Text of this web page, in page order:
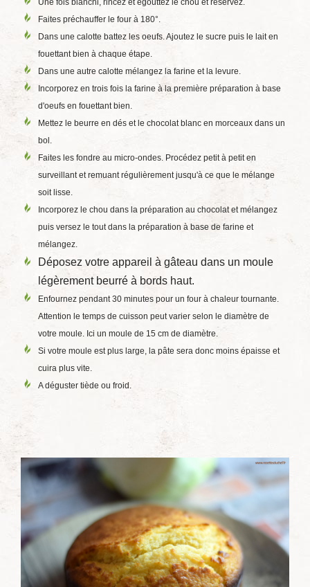
Une fois blanchi, rincez et égouttez le chou et réservez.
Faites préchauffer le four à 180°.
Dans une calotte battez les oeufs. Ajoutez le sucre puis le lait en
fouettant bien à chaque étape.
Dans une autre calotte mélangez la farine et la levure.
Incorporez en trois fois la farine à la première préparation à base
d'oeufs en fouettant bien.
Mettez le beurre en dés et le chocolat blanc en morceaux dans un
bol.
Faites les fondre au micro-ondes. Procédez petit à petit en
surveillant et remuant régulièrement jusqu'à ce que le mélange
soit lisse.
Incorporez le chou dans la préparation au chocolat et mélangez
puis versez le tout dans la préparation à base de farine et
mélangez.
Déposez votre appareil à gâteau dans un moule
légèrement beurré à bords haut.
Enfournez pendant 30 minutes pour un four à chaleur tournante.
Attention le temps de cuisson peut varier selon le diamètre de
votre moule. Ici un moule de 15 cm de diamètre.
Si votre moule est plus large, la pâte sera donc moins épaisse et
cuira plus vite.
A déguster tiède ou froid.